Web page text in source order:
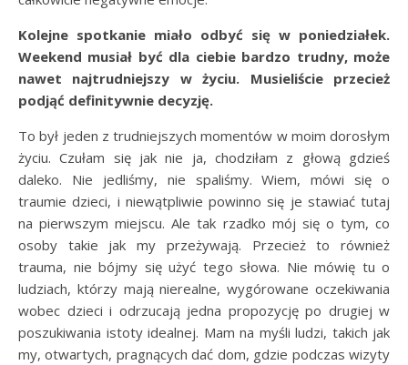
Kolejne spotkanie miało odbyć się w poniedziałek.
Weekend musiał być dla ciebie bardzo trudny, może
nawet najtrudniejszy w życiu. Musieliście przecież
podjąć definitywnie decyzję.
To był jeden z trudniejszych momentów w moim dorosłym
życiu. Czułam się jak nie ja, chodziłam z głową gdzieś
daleko. Nie jedliśmy, nie spaliśmy. Wiem, mówi się o
traumie dzieci, i niewątpliwie powinno się je stawiać tutaj
na pierwszym miejscu. Ale tak rzadko mój się o tym, co
osoby takie jak my przeżywają. Przecież to również
trauma, nie bójmy się użyć tego słowa. Nie mówię tu o
ludziach, którzy mają nierealne, wygórowane oczekiwania
wobec dzieci i odrzucają jedna propozycję po drugiej w
poszukiwania istoty idealnej. Mam na myśli ludzi, takich jak
my, otwartych, pragnących dać dom, gdzie podczas wizyty